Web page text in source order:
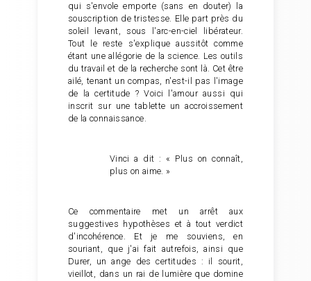
qui s'envole emporte (sans en douter) la
souscription de tristesse. Elle part près du
soleil levant, sous l'arc-en-ciel libérateur.
Tout le reste s'explique aussitôt comme
étant une allégorie de la science. Les outils
du travail et de la recherche sont là. Cet être
ailé, tenant un compas, n'est-il pas l'image
de la certitude ? Voici l'amour aussi qui
inscrit sur une tablette un accroissement
de la connaissance.
Vinci a dit : « Plus on connaît,
plus on aime. »
Ce commentaire met un arrêt aux
suggestives hypothèses et à tout verdict
d'incohérence. Et je me souviens, en
souriant, que j'ai fait autrefois, ainsi que
Durer, un ange des certitudes : il sourit,
vieillot, dans un rai de lumière que domine